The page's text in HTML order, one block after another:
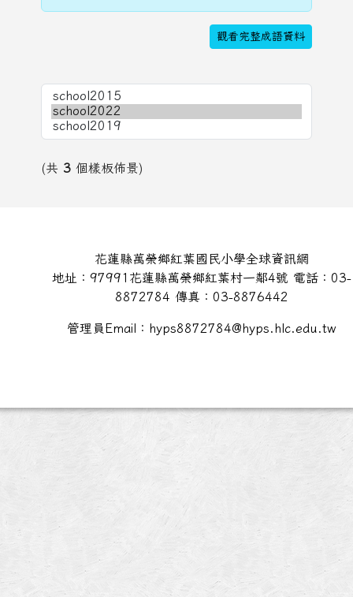
觀看完整成語資料
(共 3 個樣板佈景)
花蓮縣萬榮鄉紅葉國民小學全球資訊網
地址：97991花蓮縣萬榮鄉紅葉村一鄰4號 電話：03-
8872784 傳真：03-8876442
管理員Email：hyps8872784@hyps.hlc.edu.tw